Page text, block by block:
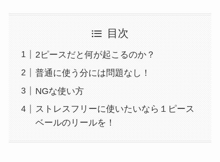
目次
2ピースだと何が起こるのか？
普通に使う分には問題なし！
NGな使い方
ストレスフリーに使いたいなら１ピース
ベールのリールを！